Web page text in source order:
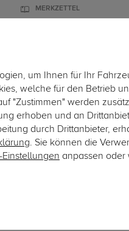
MERKZETTEL
ZUBEHÖR
Art.-Nr. KT00788-1
um Ihnen für Ihr
welche für den Betrieb
"Zustimmen" werden
erhoben und an
durch Drittanbieter,
. Sie können die
Einstellungen anpassen oder